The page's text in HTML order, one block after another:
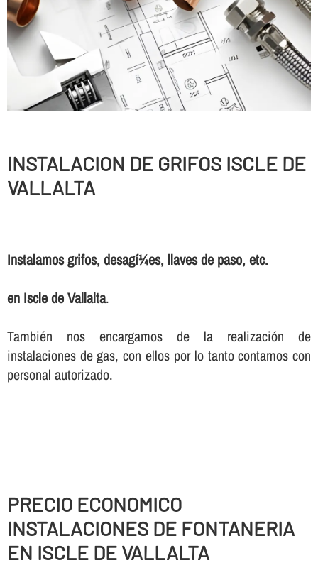
INSTALACION DE GRIFOS ISCLE DE
VALLALTA
Instalamos grifos, desagí¼es, llaves de paso, etc.
en Iscle de Vallalta.
También nos encargamos de la realización de
instalaciones de gas, con ellos por lo tanto contamos con
personal autorizado.
PRECIO ECONOMICO
INSTALACIONES DE FONTANERIA
EN ISCLE DE VALLALTA